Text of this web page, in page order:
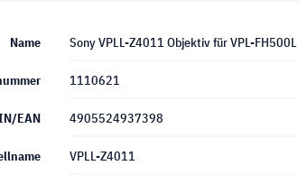
Name Sony VPLL-Z4011 Objektiv für VPL-FH500L
1110621
EAN 4905524937398
VPLL-Z4011